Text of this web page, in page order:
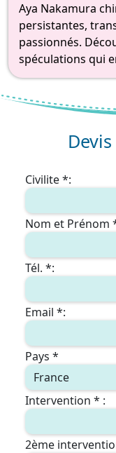
Aya Nakamura
persistantes,
passionnés.
spéculations qui
Civilite *:
Nom et Prénom
Tél. *:
Email *:
Pays *
Intervention * :
2ème